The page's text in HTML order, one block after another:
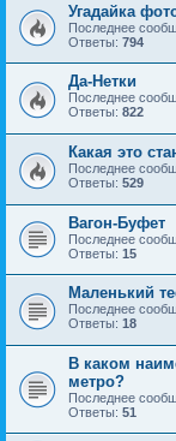
Угадайка
Последнее
Ответы: 794
Да-Нетки
Последнее
Ответы: 822
Какая это
Последнее
Ответы: 529
Вагон-Буфет
Последнее
Ответы: 15
Маленький
Последнее
Ответы: 18
В каком
метро?
Последнее
Ответы: 51